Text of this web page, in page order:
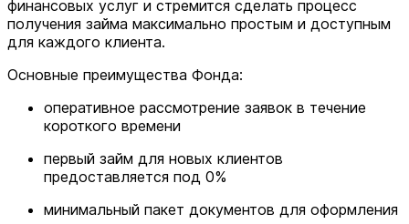
финансовых услуг и стремится сделать процесс
получения займа максимально простым и доступным
для каждого клиента.
Основные преимущества Фонда:
оперативное рассмотрение заявок в течение
короткого времени
первый займ для новых клиентов
предоставляется под 0%
минимальный пакет документов для оформления